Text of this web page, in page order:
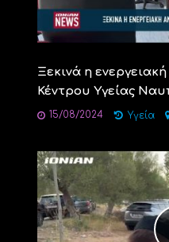
Ξεκινά η
Κέντρου Υγείας
15/08/2024 Υγεία